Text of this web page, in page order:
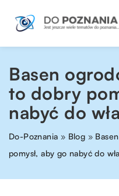
Basen
to dobry
nabyć do
Do-Poznania » Blog »
pomysł, aby go nabyć do